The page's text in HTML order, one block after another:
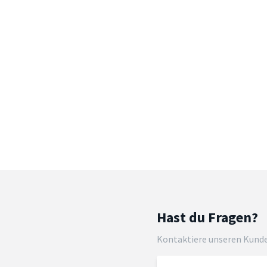
Hast du Fragen?
Kontaktiere unseren